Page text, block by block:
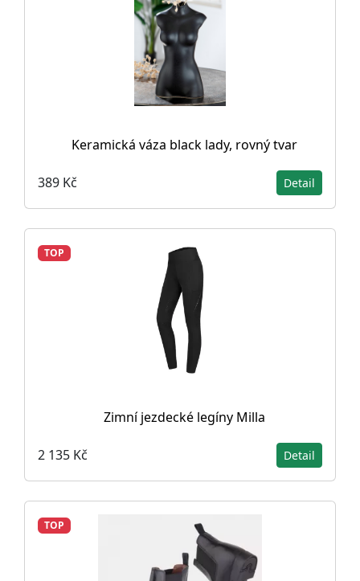
Keramická váza black lady, rovný tvar
389 Kč Detail
TOP
Zimní jezdecké legíny Milla
2 135 Kč Detail
TOP